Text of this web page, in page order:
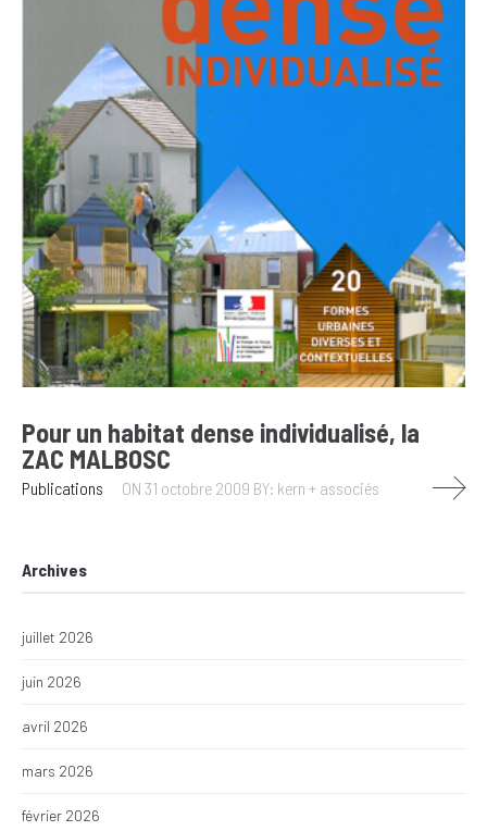
Pour un habitat dense individualisé, la
ZAC MALBOSC
Publications ON 31 octobre 2009 BY: kern + associés
Archives
juillet 2026
juin 2026
avril 2026
mars 2026
février 2026